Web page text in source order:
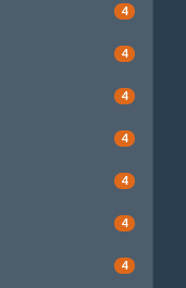
4
4
4
4
4
4
4